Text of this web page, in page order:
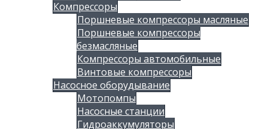
Компрессоры
Поршневые компрессоры масляные
Поршневые компрессоры
безмасляные
Компрессоры автомобильные
Винтовые компрессоры
Насосное оборудывание
Мотопомпы
Насосные станции
Гидроаккумуляторы